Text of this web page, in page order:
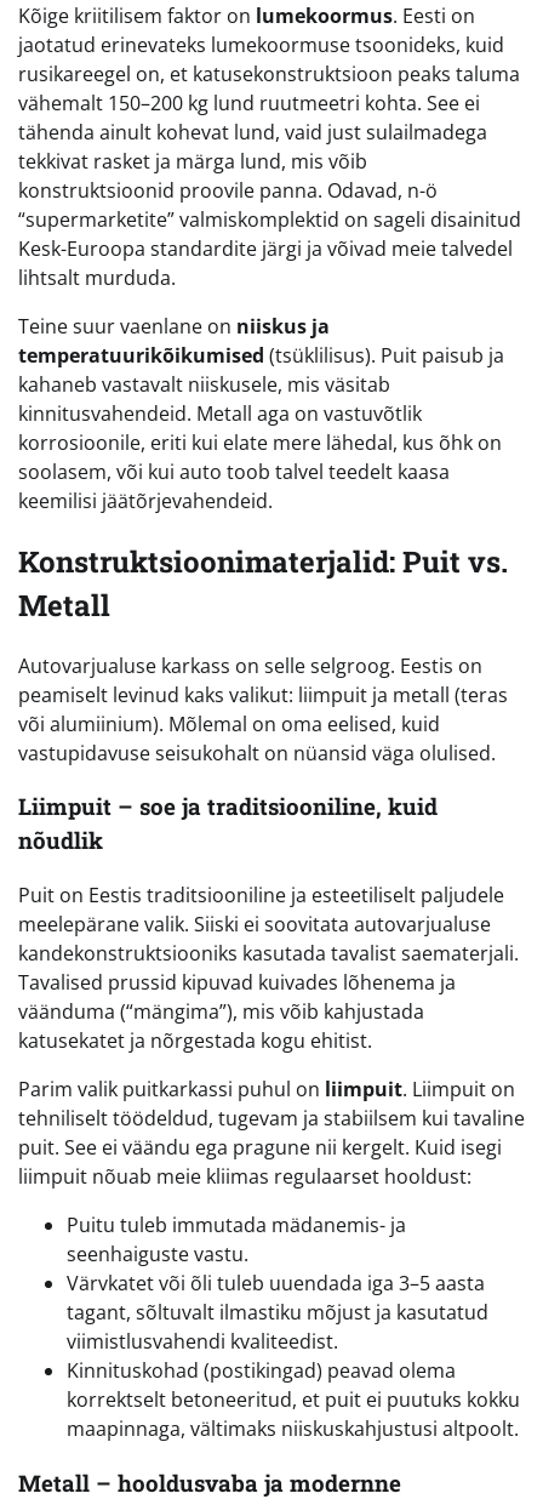
Kõige kriitilisem faktor on lumekoormus. Eesti on
jaotatud erinevateks lumekoormuse tsoonideks, kuid
rusikareegel on, et katusekonstruktsioon peaks taluma
vähemalt 150–200 kg lund ruutmeetri kohta. See ei
tähenda ainult kohevat lund, vaid just sulailmadega
tekkivat rasket ja märga lund, mis võib
konstruktsioonid proovile panna. Odavad, n-ö
“supermarketite” valmiskomplektid on sageli disainitud
Kesk-Euroopa standardite järgi ja võivad meie talvedel
lihtsalt murduda.
Teine suur vaenlane on niiskus ja
temperatuurikõikumised (tsüklilisus). Puit paisub ja
kahaneb vastavalt niiskusele, mis väsitab
kinnitusvahendeid. Metall aga on vastuvõtlik
korrosioonile, eriti kui elate mere lähedal, kus õhk on
soolasem, või kui auto toob talvel teedelt kaasa
keemilisi jäätõrjevahendeid.
Konstruktsioonimaterjalid: Puit vs.
Metall
Autovarjualuse karkass on selle selgroog. Eestis on
peamiselt levinud kaks valikut: liimpuit ja metall (teras
või alumiinium). Mõlemal on oma eelised, kuid
vastupidavuse seisukohalt on nüansid väga olulised.
Liimpuit – soe ja traditsiooniline, kuid
nõudlik
Puit on Eestis traditsiooniline ja esteetiliselt paljudele
meelepärane valik. Siiski ei soovitata autovarjualuse
kandekonstruktsiooniks kasutada tavalist saematerjali.
Tavalised prussid kipuvad kuivades lõhenema ja
väänduma (“mängima”), mis võib kahjustada
katusekatet ja nõrgestada kogu ehitist.
Parim valik puitkarkassi puhul on liimpuit. Liimpuit on
tehniliselt töödeldud, tugevam ja stabiilsem kui tavaline
puit. See ei väändu ega pragune nii kergelt. Kuid isegi
liimpuit nõuab meie kliimas regulaarset hooldust:
Puitu tuleb immutada mädanemis- ja
seenhaiguste vastu.
Värvkatet või õli tuleb uuendada iga 3–5 aasta
tagant, sõltuvalt ilmastiku mõjust ja kasutatud
viimistlusvahendi kvaliteedist.
Kinnituskohad (postikingad) peavad olema
korrektselt betoneeritud, et puit ei puutuks kokku
maapinnaga, vältimaks niiskuskahjustusi altpoolt.
Metall – hooldusvaba ja modernne